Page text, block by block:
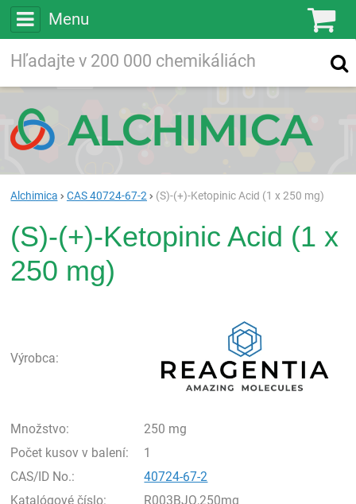
Menu
Vyhľadávanie
Alchimica CAS 40724-67-2 (S)-(+)-Ketopinic Acid (1 x 250 mg)
(S)-(+)-Ketopinic Acid (1 x
250 mg)
Výrobca:
Množstvo:
250 mg
Počet kusov v balení:
1
CAS/ID No.:
40724-67-2
Katalógové číslo:
R003BJQ,250mg